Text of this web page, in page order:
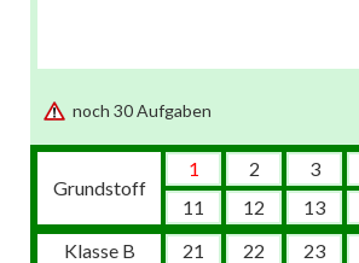
noch 30 Aufgaben
Grundstoff
1 2 3
11
12 13
Klasse B
21 22 23